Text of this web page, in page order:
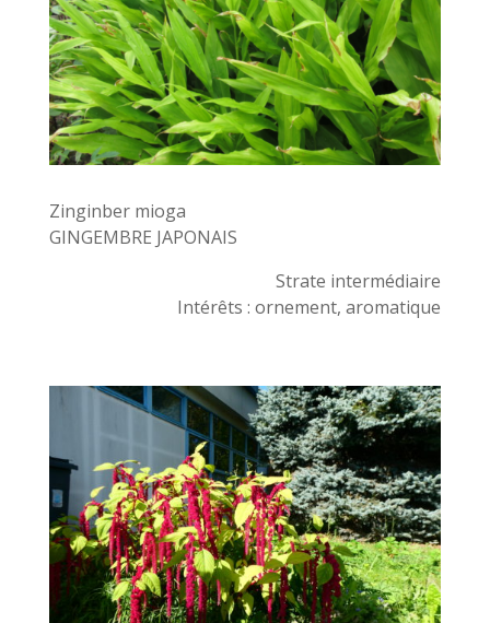
Zinginber mioga
GINGEMBRE JAPONAIS
Strate intermédiaire
Intérêts : ornement, aromatique